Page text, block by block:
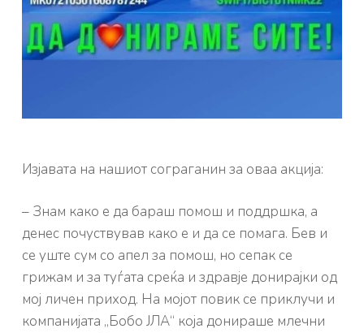
Изјавата на нашиот сограганин за оваа акција:
– Знам како е да бараш помош и поддршка, а
денес почуствував како е и да се помага. Бев и
се уште сум со апел за помош, но сепак се
грижам и за туѓата среќа и здравје донирајки од
мој личен приход. На мојот повик се приклучи и
компанијата „Бобо ЈЛА“ која донираше млечни